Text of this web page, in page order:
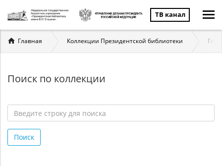
ТВ канал
Вы
здесь
Главная Коллекции Президентской библиотеки
Поиск по коллекции
строку
для
Поиск